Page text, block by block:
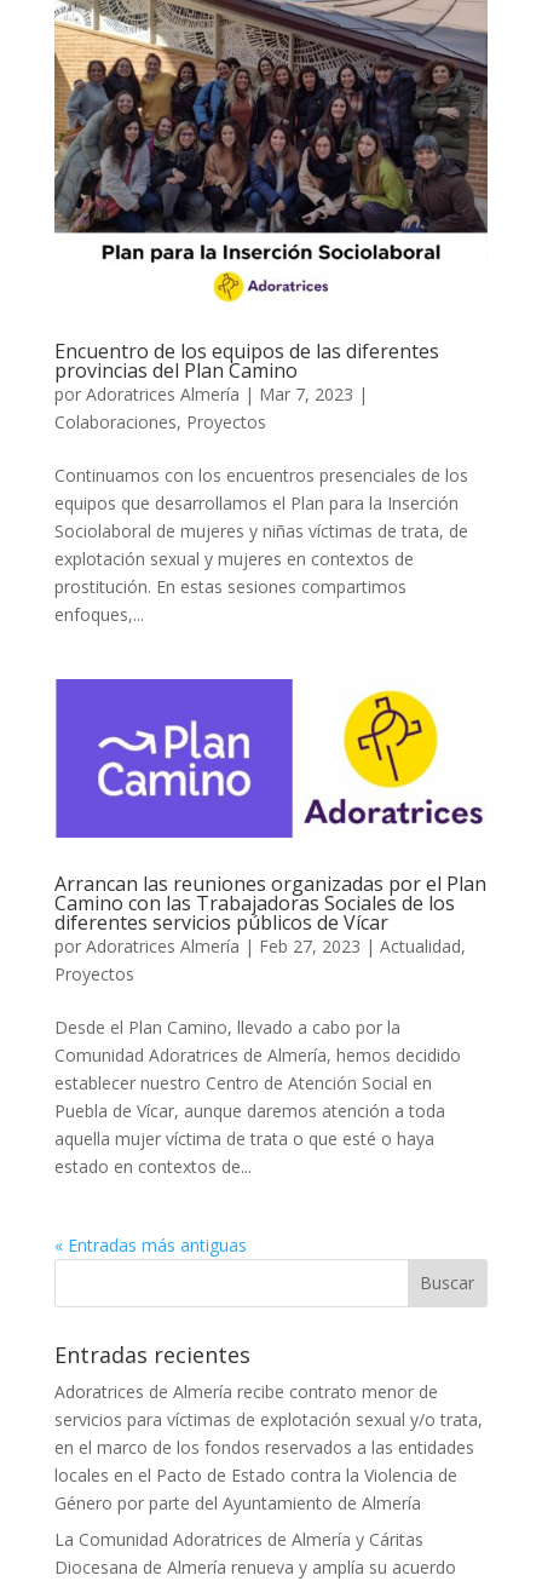
Encuentro de los equipos de las diferentes
provincias del Plan Camino
por Adoratrices Almería | Mar 7, 2023 |
Colaboraciones, Proyectos
Continuamos con los encuentros presenciales de los
equipos que desarrollamos el Plan para la Inserción
Sociolaboral de mujeres y niñas víctimas de trata, de
explotación sexual y mujeres en contextos de
prostitución. En estas sesiones compartimos
enfoques,...
Arrancan las reuniones organizadas por el Plan
Camino con las Trabajadoras Sociales de los
diferentes servicios públicos de Vícar
por Adoratrices Almería | Feb 27, 2023 | Actualidad,
Proyectos
Desde el Plan Camino, llevado a cabo por la
Comunidad Adoratrices de Almería, hemos decidido
establecer nuestro Centro de Atención Social en
Puebla de Vícar, aunque daremos atención a toda
aquella mujer víctima de trata o que esté o haya
estado en contextos de...
« Entradas más antiguas
Entradas recientes
Adoratrices de Almería recibe contrato menor de
servicios para víctimas de explotación sexual y/o trata,
en el marco de los fondos reservados a las entidades
locales en el Pacto de Estado contra la Violencia de
Género por parte del Ayuntamiento de Almería
La Comunidad Adoratrices de Almería y Cáritas
Diocesana de Almería renueva y amplía su acuerdo